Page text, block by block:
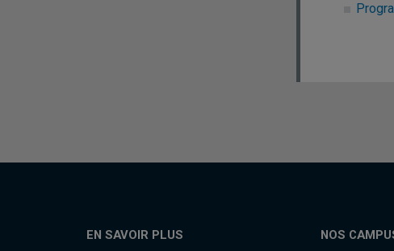
EN SAVOIR PLUS NOS